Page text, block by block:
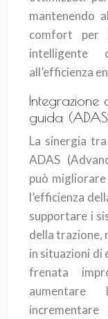
mantenendo
comfort per
intelligente
all’efficienza
Integrazione
guida
La sinergia
ADAS
può
l’efficienza
supportare i
della trazione,
in situazioni di
frenata